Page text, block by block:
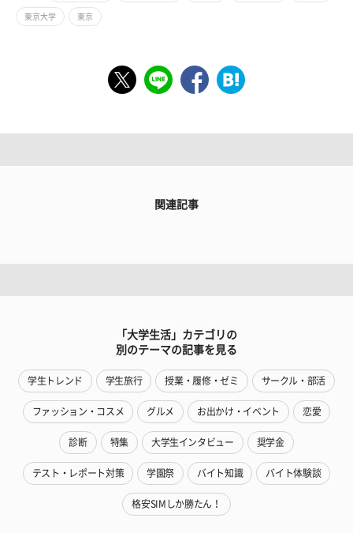
東京大学 東京
関連記事
「大学生活」カテゴリの
別のテーマの記事を見る
学生トレンド 学生旅行 授業・履修・ゼミ サークル・部活
ファッション・コスメ グルメ お出かけ・イベント 恋愛
診断 特集 大学生インタビュー 奨学金
テスト・レポート対策 学園祭 バイト知識 バイト体験談
格安SIMしか勝たん！